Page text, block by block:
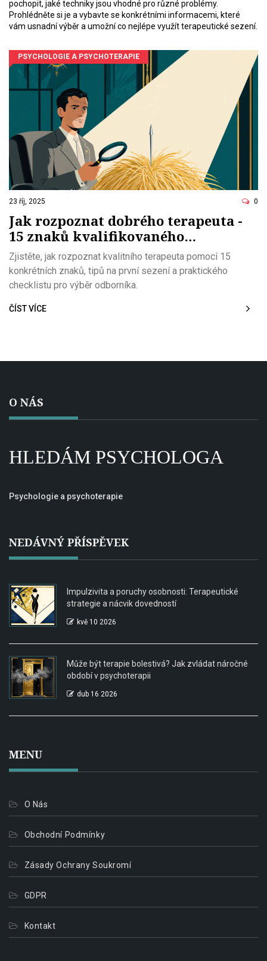
pochopit, jaké techniky jsou vhodné pro různé problémy.
Prohlédněte si je a vybavte se konkrétními informacemi, které
vám usnadní výběr a umožní co nejlépe využít terapeutické sezení.
PSYCHOLOGIE A PSYCHOTERAPIE
23 říj, 2025 0
Jak rozpoznat dobrého terapeuta -
15 znaků kvalifikovaného
odborníka
Zjistěte, jak rozpoznat kvalitního terapeuta pomocí 15
konkrétních znaků, tipů na první sezení a praktického
checklistu pro výběr odborníka.
ČÍST VÍCE
O NÁS
HLEDÁM PSYCHOLOGA
Psychologie a psychoterapie
NEDÁVNÝ PŘÍSPĚVEK
Impulzivita a poruchy osobnosti: Terapeutické
strategie a nácvik dovedností
kvě 10 2026
Může být terapie bolestivá? Jak zvládat náročné
období v psychoterapii
dub 16 2026
MENU
O Nás
Obchodní Podmínky
Zásady Ochrany Soukromí
GDPR
Kontakt